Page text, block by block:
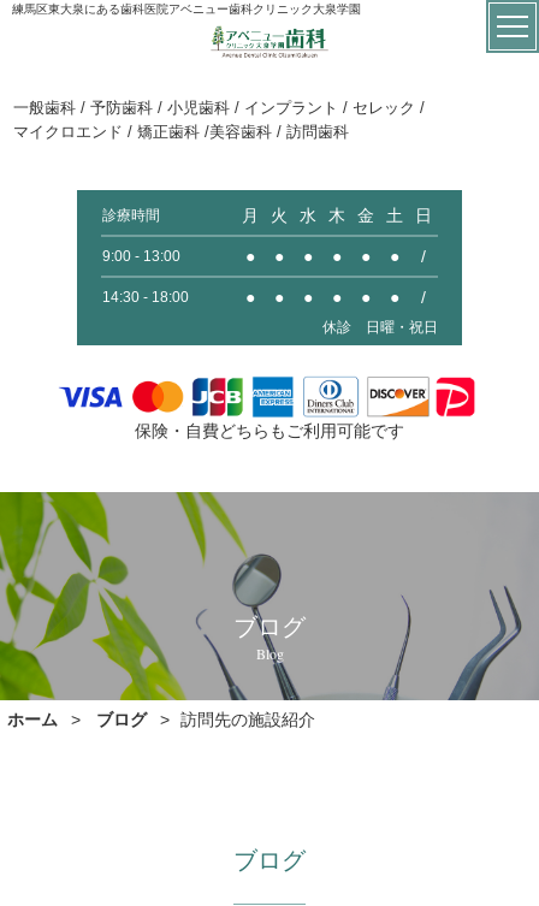
練馬区東大泉にある歯科医院アベニュー歯科クリニック大泉学園
一般歯科 / 予防歯科 / 小児歯科 / インプラント / セレック /
マイクロエンド / 矯正歯科 /美容歯科 / 訪問歯科
診療時間 月 火 水 木 金 土 日
9:00 - 13:00 ● ● ● ● ● ● /
14:30 - 18:00 ● ● ● ● ● ● /
休診 日曜・祝日
保険・自費どちらもご利用可能です
ブログ
Blog
ホーム ブログ 訪問先の施設紹介
ブログ